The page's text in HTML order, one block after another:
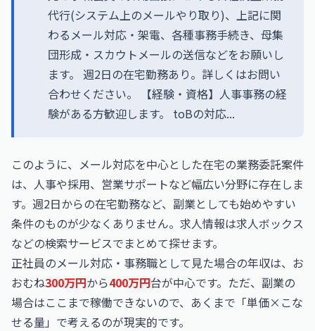
代行(システム上のメールやり取り)、上記に関
わるメール対応・架電、各種事務手続き、母集
団形成・スカウトメールの送信などをお願いし
ます。 週2日の在宅勤務あり。詳しくはお問い
合わせください。 【経験・資格】人事事務の経
験がある方歓迎します。 toBの対応...
このように、メール対応を中心とした在宅の業務委託案件
は、人事や採用、営業サポートなど幅広い分野に存在しま
す。週2日からの在宅勤務など、副業としても始めやすい
条件のものが少なくありません。求人情報は求人ボックス
などの検索サービスでまとめて探せます。
正社員のメール対応・事務職として見た場合の年収は、お
おむね300万円から400万円台が中心です。ただ、副業の
場合はここまで稼働できないので、あくまで「単価×こな
せる量」で考えるのが現実的です。